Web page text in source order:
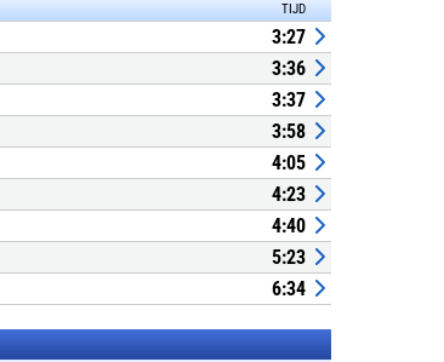
TIJD
3:27
3:36
3:37
3:58
4:05
4:23
4:40
5:23
6:34